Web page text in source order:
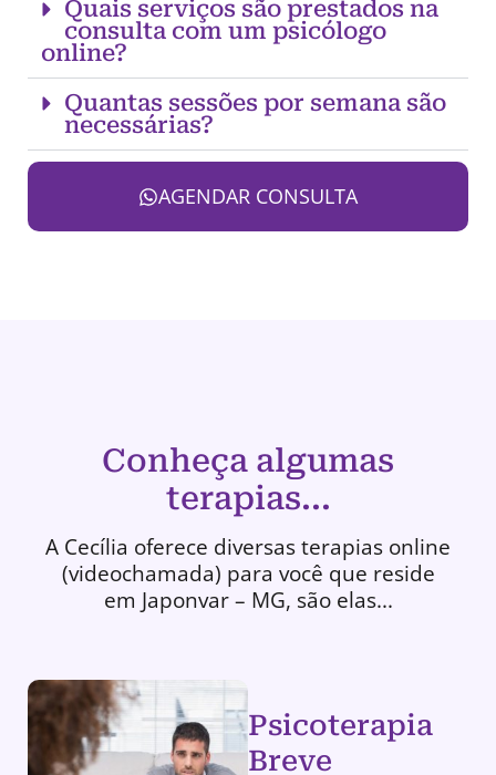
Quais serviços são prestados na
consulta com um psicólogo
online?
Quantas sessões por semana são
necessárias?
AGENDAR CONSULTA
Conheça algumas
terapias...
A Cecília oferece diversas terapias online
(videochamada) para você que reside
em Japonvar – MG, são elas...
Psicoterapia
Breve